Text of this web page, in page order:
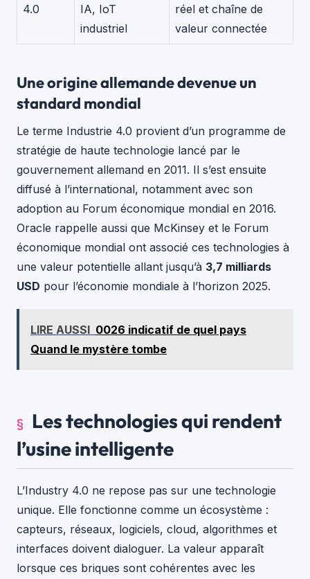
4.0
IA, IoT
industriel
réel et chaîne de
valeur connectée
Une origine allemande devenue un
standard mondial
Le terme Industrie 4.0 provient d’un programme de
stratégie de haute technologie lancé par le
gouvernement allemand en 2011. Il s’est ensuite
diffusé à l’international, notamment avec son
adoption au Forum économique mondial en 2016.
Oracle rappelle aussi que McKinsey et le Forum
économique mondial ont associé ces technologies à
une valeur potentielle allant jusqu’à 3,7 milliards
USD pour l’économie mondiale à l’horizon 2025.
LIRE AUSSI 0026 indicatif de quel pays
Quand le mystère tombe
Les technologies qui rendent
l’usine intelligente
L’Industry 4.0 ne repose pas sur une technologie
unique. Elle fonctionne comme un écosystème :
capteurs, réseaux, logiciels, cloud, algorithmes et
interfaces doivent dialoguer. La valeur apparaît
lorsque ces briques sont cohérentes avec les